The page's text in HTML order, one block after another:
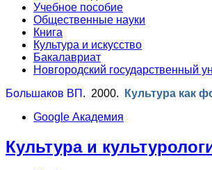
Учебное пособие
Общественные науки
Книга
Культура и искусство
Бакалавриат
Новгородский государственный
Большаков ВП . 2000. Культура как
Google Академия
Культура и